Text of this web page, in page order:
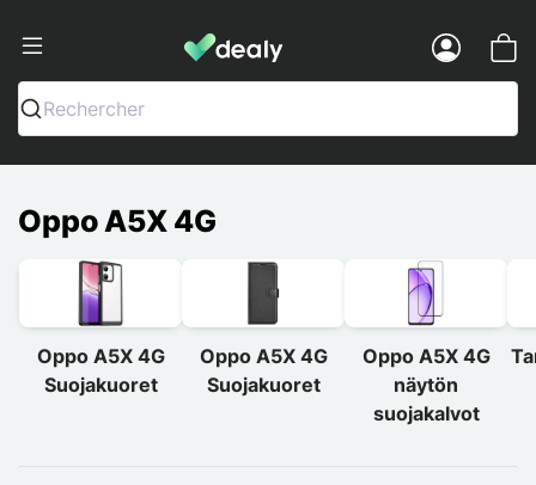
Dealy - Kotelot ja tarvikkeet
Rechercher
Oppo A5X 4G
Oppo A5X 4G
Suojakuoret
Oppo A5X 4G
Suojakuoret
Oppo A5X 4G
näytön
suojakalvot